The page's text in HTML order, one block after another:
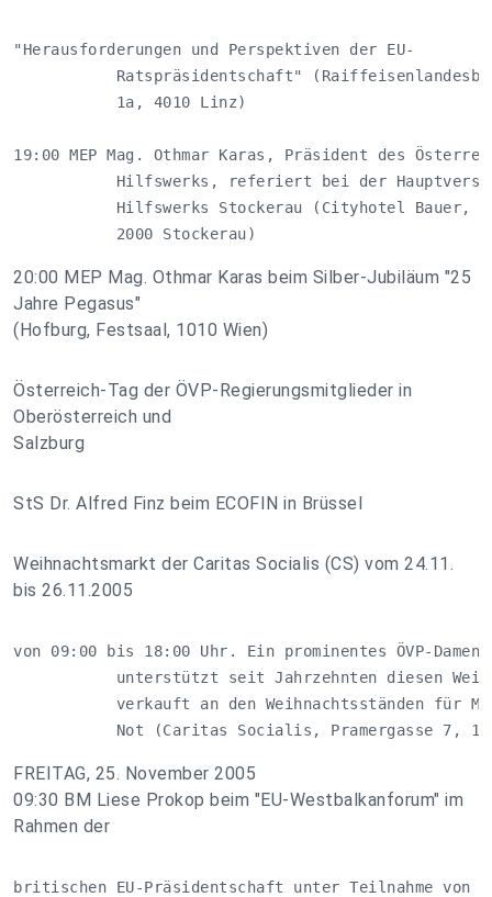
"Herausforderungen und Perspektiven der EU-
Ratspräsidentschaft"
           1a, 4010 Linz)
19:00 MEP Mag. Othmar Karas, Präsident des
Hilfswerks, referiert bei der
Hilfswerks Stockerau (Cityhotel Bauer,
           2000 Stockerau)
20:00 MEP Mag. Othmar Karas beim Silber-Jubiläum "25
Jahre Pegasus"
(Hofburg, Festsaal, 1010 Wien)
Österreich-Tag der ÖVP-Regierungsmitglieder in
Oberösterreich und
Salzburg
StS Dr. Alfred Finz beim ECOFIN in Brüssel
Weihnachtsmarkt der Caritas Socialis (CS) vom 24.11.
bis 26.11.2005
von 09:00 bis 18:00 Uhr. Ein prominentes ÖVP-
unterstützt seit Jahrzehnten diesen
verkauft an den Weihnachtsständen für
Not (Caritas Socialis, Pramergasse 7,
FREITAG, 25. November 2005
09:30 BM Liese Prokop beim "EU-Westbalkanforum" im
Rahmen der
britischen EU-Präsidentschaft unter Teilnahme von